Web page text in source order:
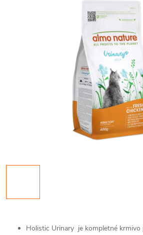
Holistic Urinary je kompletné krmivo